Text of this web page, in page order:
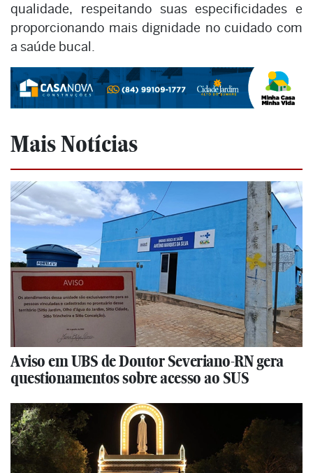
qualidade, respeitando suas especificidades e
proporcionando mais dignidade no cuidado com
a saúde bucal.
Mais Notícias
Aviso em UBS de Doutor Severiano-RN gera
questionamentos sobre acesso ao SUS